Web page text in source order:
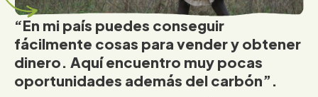
“En mi país puedes conseguir
fácilmente cosas para vender y obtener
dinero. Aquí encuentro muy pocas
oportunidades además del carbón”.